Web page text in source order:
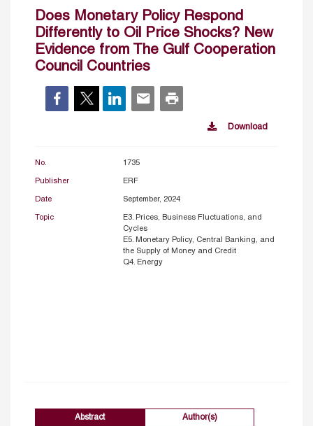
Does Monetary Policy Respond
Differently to Oil Price Shocks? New
Evidence from The Gulf Cooperation
Council Countries
Download
No. 1735
Publisher ERF
Date September, 2024
Topic
E3. Prices, Business Fluctuations, and
Cycles
E5. Monetary Policy, Central Banking, and
the Supply of Money and Credit
Q4. Energy
Abstract Author(s)